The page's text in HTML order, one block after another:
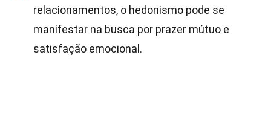
relacionamentos, o hedonismo pode se
manifestar na busca por prazer mútuo e
satisfação emocional.